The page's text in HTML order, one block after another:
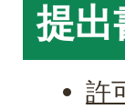
提出
許